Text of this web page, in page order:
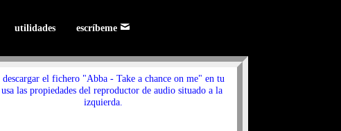
utilidades escríbeme
descargar el fichero "Abba - Take a chance on me" en tu
las propiedades del reproductor de audio situado a la
izquierda.